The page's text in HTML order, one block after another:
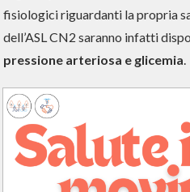
fisiologici riguardanti la propria
dell’ASL CN2 saranno infatti
pressione arteriosa e glicemia.